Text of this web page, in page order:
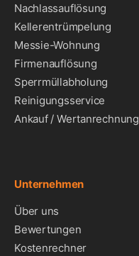
Nachlassauflösung
Kellerentrümpelung
Messie-Wohnung
Firmenauflösung
Sperrmüllabholung
Reinigungsservice
Ankauf / Wertanrechnung
Unternehmen
Über uns
Bewertungen
Kostenrechner